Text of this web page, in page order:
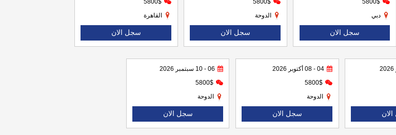
القاهرة
سجل الان
الدوحة
سجل الان
دبي
سجل الان
06 - 10 سبتمبر 2026
5800$
الدوحة
سجل الان
04 - 08 أكتوبر 2026
5800$
الدوحة
سجل الان